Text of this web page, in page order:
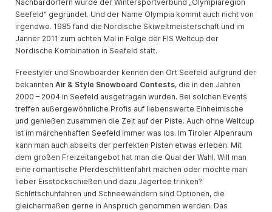
Nachbardörfern wurde der Wintersportverbund „Olympiaregion
Seefeld“ gegründet. Und der Name Olympia kommt auch nicht von
irgendwo. 1985 fand die Nordische Skiweltmeisterschaft und im
Jänner 2011 zum achten Mal in Folge der FIS Weltcup der
Nordische Kombination in Seefeld statt.
Freestyler und Snowboarder kennen den Ort Seefeld aufgrund der
bekannten Air & Style Snowboard Contests, die in den Jahren
2000 – 2004 in Seefeld ausgetragen wurden. Bei solchen Events
treffen außergewöhnliche Profis auf liebenswerte Einheimische
und genießen zusammen die Zeit auf der Piste. Auch ohne Weltcup
ist im märchenhaften Seefeld immer was los. Im Tiroler Alpenraum
kann man auch abseits der perfekten Pisten etwas erleben. Mit
dem großen Freizeitangebot hat man die Qual der Wahl. Will man
eine romantische Pferdeschlittenfahrt machen oder möchte man
lieber Eisstockschießen und dazu Jägertee trinken?
Schlittschuhfahren und Schneewandern sind Optionen, die
gleichermaßen gerne in Anspruch genommen werden. Das